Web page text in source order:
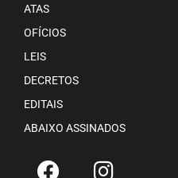
ATAS
OFÍCIOS
LEIS
DECRETOS
EDITAIS
ABAIXO ASSINADOS